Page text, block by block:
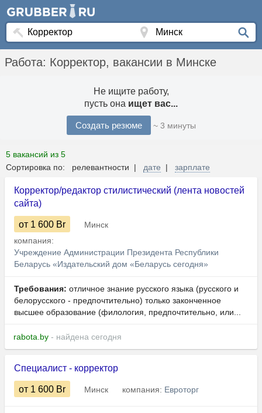
Работа: Корректор, вакансии в Минске
Не ищите работу,
пусть она ищет вас...
Создать резюме ~ 3 минуты
5 вакансий из 5
Сортировка по: релевантности | дате | зарплате
Корректор/редактор стилистический (лента новостей
сайта)
от 1 600 Br
Минск
компания:
Учреждение Администрации Президента Республики
Беларусь «Издательский дом «Беларусь сегодня»
Требования: отличное знание русского языка (русского и
белорусского - предпочтительно) только законченное
высшее образование (филология, предпочтительно, или...
rabota.by - найдена сегодня
Специалист - корректор
от 1 600 Br Минск компания: Евроторг